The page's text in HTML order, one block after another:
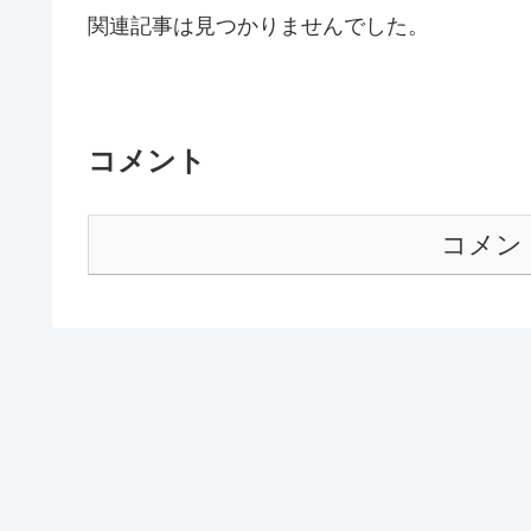
関連記事は見つかりませんでした。
コメント
コメン